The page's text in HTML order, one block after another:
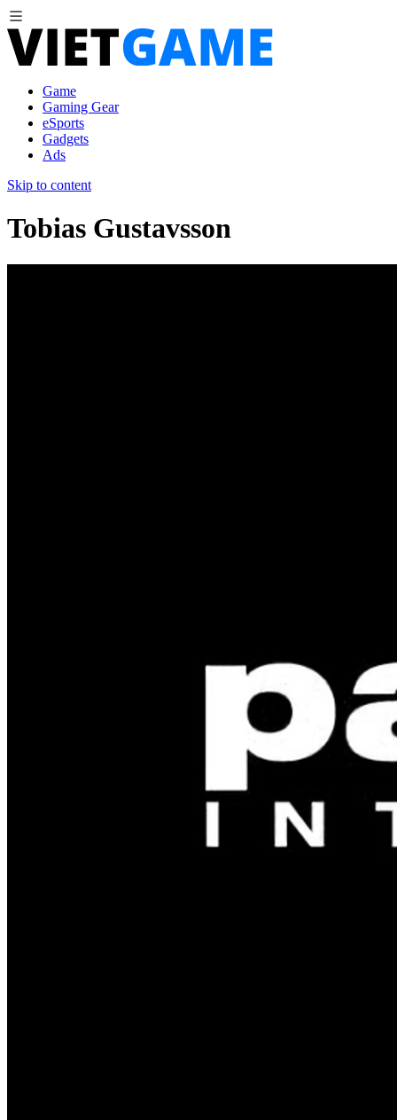
Game
Gaming Gear
eSports
Gadgets
Ads
Skip to content
Tobias Gustavsson